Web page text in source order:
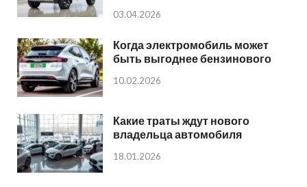
03.04.2026
Когда электромобиль может
быть выгоднее бензинового
10.02.2026
Какие траты ждут нового
владельца автомобиля
18.01.2026